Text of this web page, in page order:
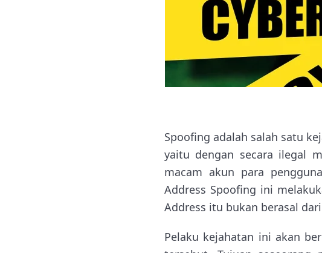
Spoofing adalah salah satu
yaitu dengan secara ilegal
macam akun para
Address Spoofing ini
Address itu bukan berasal
Pelaku kejahatan ini akan